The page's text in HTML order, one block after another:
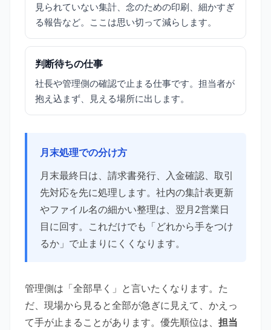
見られていない集計、念のための印刷、細かすぎ
る報告など。ここは思い切って減らします。
判断待ちの仕事
社長や管理側の確認で止まる仕事です。担当者が
抱え込まず、見える場所に出します。
月末処理での分け方
月末最終日は、請求書発行、入金確認、取引
先対応を先に処理します。社内の集計表更新
やファイル名の細かい整理は、翌月2営業日
目に回す。これだけでも「どれから手をつけ
るか」で止まりにくくなります。
管理側は「全部早く」と言いたくなります。た
だ、現場から見ると全部が急ぎに見えて、かえっ
て手が止まることがあります。優先順位は、 担当